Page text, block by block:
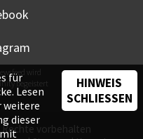
wird
begeistert
Rechte vorbehalten
für
Lesen
weitere
dieser
HINWEIS
SCHLIESSEN